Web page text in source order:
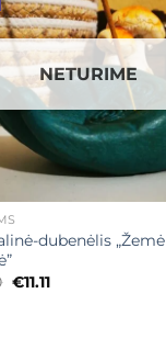
NETURIME
dubenėlis „Žemė
Original
€11.11Current